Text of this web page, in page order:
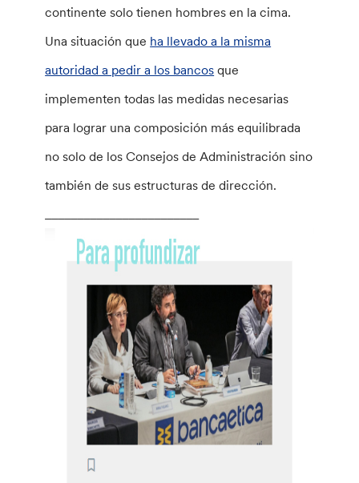
continente solo tienen hombres en la cima.
Una situación que ha llevado a la misma
autoridad a pedir a los bancos que
implementen todas las medidas necesarias
para lograr una composición más equilibrada
no solo de los Consejos de Administración sino
también de sus estructuras de dirección.